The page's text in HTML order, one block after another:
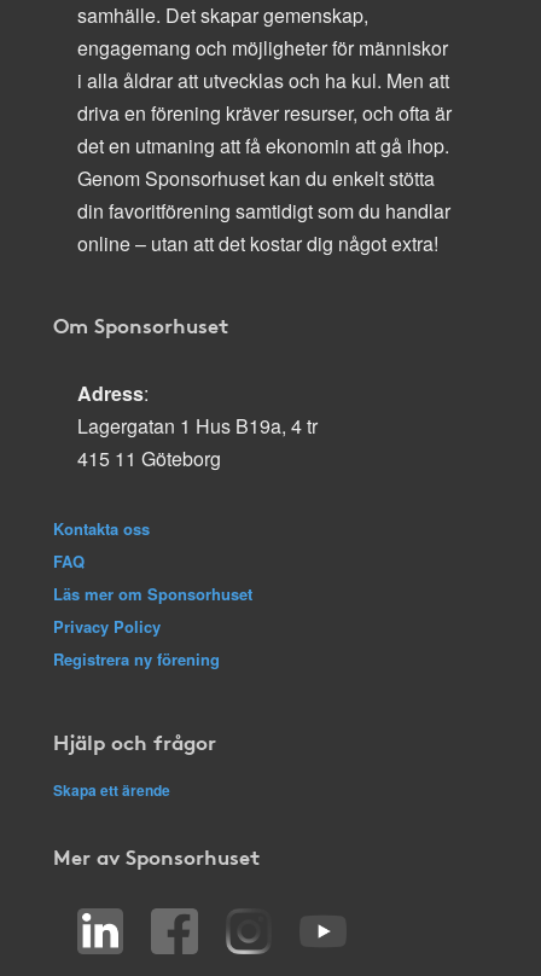
samhälle. Det skapar gemenskap,
engagemang och möjligheter för människor
i alla åldrar att utvecklas och ha kul. Men att
driva en förening kräver resurser, och ofta är
det en utmaning att få ekonomin att gå ihop.
Genom Sponsorhuset kan du enkelt stötta
din favoritförening samtidigt som du handlar
online – utan att det kostar dig något extra!
Om Sponsorhuset
Adress:
Lagergatan 1 Hus B19a, 4 tr
415 11 Göteborg
Kontakta oss
FAQ
Läs mer om Sponsorhuset
Privacy Policy
Registrera ny förening
Hjälp och frågor
Skapa ett ärende
Mer av Sponsorhuset